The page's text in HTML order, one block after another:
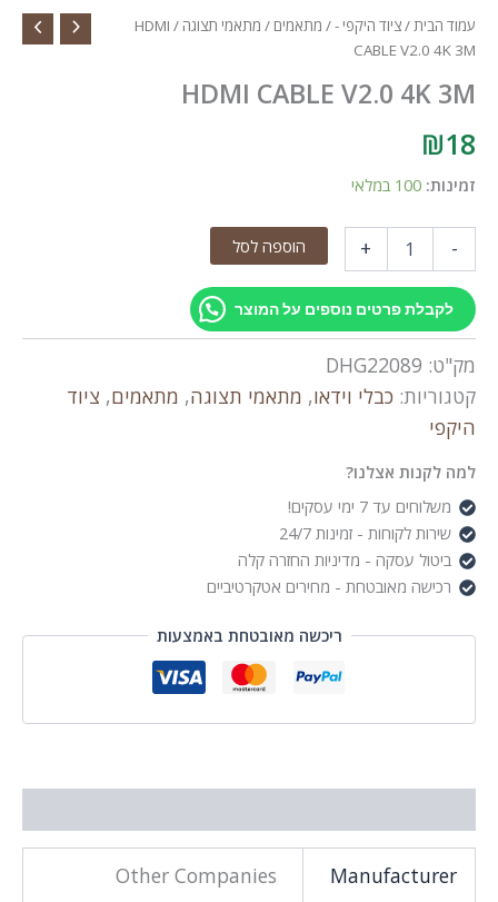
עמוד הבית/ציוד היקפי -/ מתאמים / מתאמי תצוגה
/ HDMI
CABLE V2.0 4K 3M
HDMI CABLE V2.0 4K 3M
₪18
זמינות: 100 במלאי
-
CABLE
V2.0
3M
+ הוספה לסל
לקבלת פרטים נוספים על המוצר
מק"ט: DHG22089
קטגוריות: כבלי וידאו, מתאמי תצוגה, מתאמים, ציוד
היקפי
למה לקנות אצלנו?
משלוחים עד 7 ימי עסקים!
שירות לקוחות - זמינות 24/7
ביטול עסקה - מדיניות החזרה קלה
רכישה מאובטחת - מחירים אטקרטיביים
ריכשה מאובטחת באמצעות
Manufacturer
Other Companies